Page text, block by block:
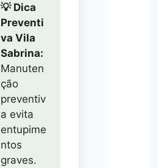
💡 Dica
Preventi
va Vila
Sabrina:
Manuten
ção
preventiv
a evita
entupime
ntos
graves.